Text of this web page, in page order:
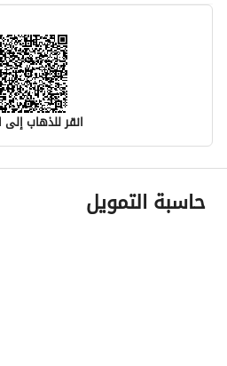
انقر للذهاب إلى
معلومات مسؤول الإعلان
اسم المسؤول
حاسبة التمويل